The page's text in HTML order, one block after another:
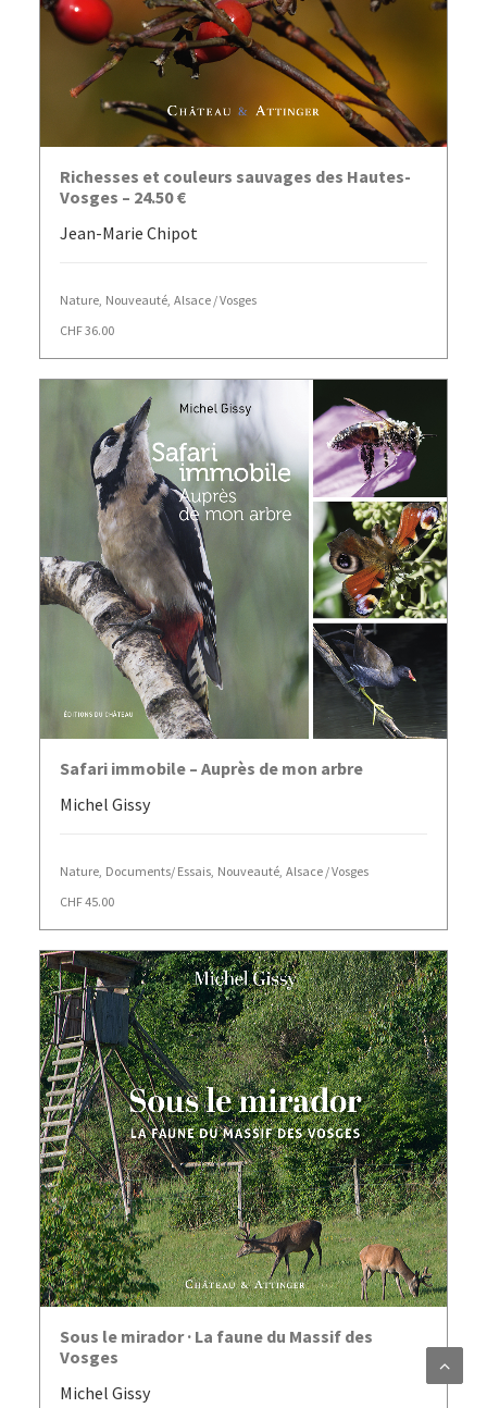
AJOUTER AU PANIER
Richesses et couleurs sauvages des Hautes-
Vosges – 24.50 €
Jean-Marie Chipot
Nature, Nouveauté, Alsace / Vosges
CHF36.00
AJOUTER AU PANIER
Safari immobile – Auprès de mon arbre
Michel Gissy
Nature Documents/ Essais Nouveauté Alsace / Vosges
CHF45.00
AJOUTER AU PANIER
Sous le mirador · La faune du Massif des
Vosges
Michel Gissy